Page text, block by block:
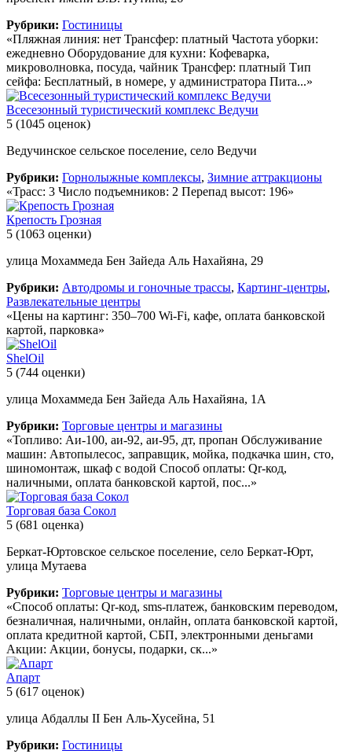
Рубрики: Гостиницы
«Пляжная линия: нет Трансфер: платный Частота уборки:
ежедневно Оборудование для кухни: Кофеварка,
микроволновка, посуда, чайник Трансфер: платный Тип
сейфа: Бесплатный, в номере, у администратора Пита...»
Всесезонный туристический комплекс Ведучи
5 (1045 оценок)
Ведучинское сельское поселение, село Ведучи
Рубрики: Горнолыжные комплексы, Зимние аттракционы
«Трасс: 3 Число подъемников: 2 Перепад высот: 196»
Крепость Грозная
5 (1063 оценки)
улица Мохаммеда Бен Зайеда Аль Нахайяна, 29
Рубрики: Автодромы и гоночные трассы, Картинг-центры,
Развлекательные центры
«Цены на картинг: 350–700 Wi-Fi, кафе, оплата банковской
картой, парковка»
ShelOil
5 (744 оценки)
улица Мохаммеда Бен Зайеда Аль Нахайяна, 1А
Рубрики: Торговые центры и магазины
«Топливо: Аи-100, аи-92, аи-95, дт, пропан Обслуживание
машин: Автопылесос, заправщик, мойка, подкачка шин, сто,
шиномонтаж, шкаф с водой Способ оплаты: Qr-код,
наличными, оплата банковской картой, пос...»
Торговая база Сокол
5 (681 оценка)
Беркат-Юртовское сельское поселение, село Беркат-Юрт,
улица Мутаева
Рубрики: Торговые центры и магазины
«Способ оплаты: Qr-код, sms-платеж, банковским переводом,
безналичная, наличными, онлайн, оплата банковской картой,
оплата кредитной картой, СБП, электронными деньгами
Акции: Акции, бонусы, подарки, ск...»
Апарт
5 (617 оценок)
улица Абдаллы II Бен Аль-Хусейна, 51
Рубрики: Гостиницы